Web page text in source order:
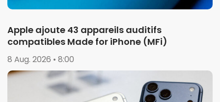
Apple ajoute 43 appareils auditifs
compatibles Made for iPhone (MFi)
8 Aug. 2026 • 8:00